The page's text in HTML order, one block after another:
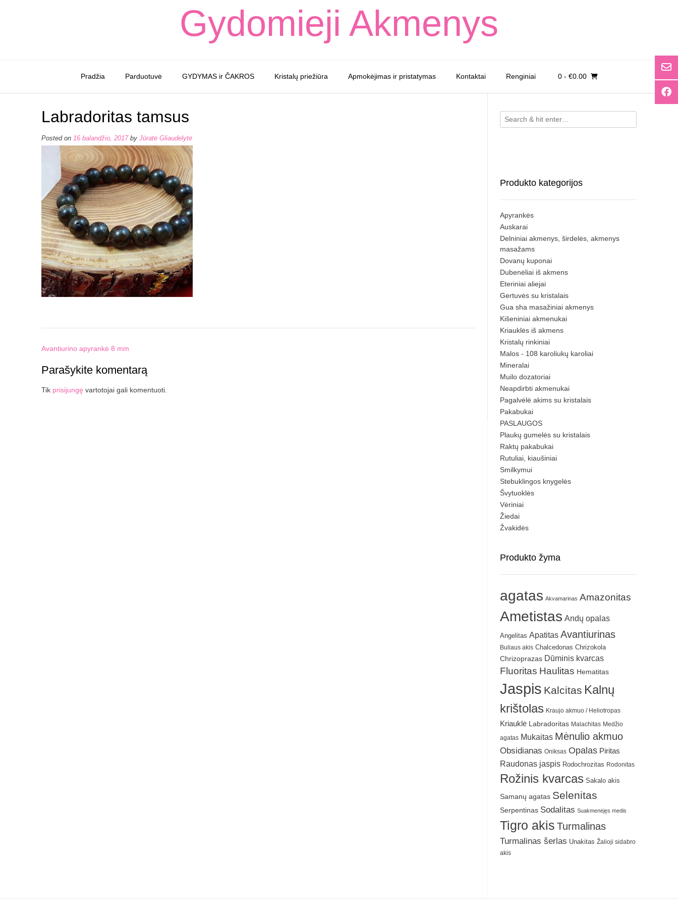
Gydomieji Akmenys
Pradžia Parduotuvė GYDYMAS ir ČAKROS Kristalų priežiūra Apmokėjimas ir pristatymas Kontaktai Renginiai 0- €0.00
Labradoritas tamsus
Posted on 16 balandžio, 2017by Jūratė Gliaudelytė
Post
Avantiurino apyrankė 8 mm
Parašykite komentarą
Tik prisijungę vartotojai gali komentuoti.
Produkto kategorijos
Apyrankės
Auskarai
Delniniai akmenys, širdelės, akmenys
masažams
Dovanų kuponai
Dubenėliai iš akmens
Eteriniai aliejai
Gertuvės su kristalais
Gua sha masažiniai akmenys
Kišeniniai akmenukai
Kriauklės iš akmens
Kristalų rinkiniai
Malos - 108 karoliukų karoliai
Mineralai
Muilo dozatoriai
Neapdirbti akmenukai
Pagalvėlė akims su kristalais
Pakabukai
PASLAUGOS
Plaukų gumelės su kristalais
Raktų pakabukai
Rutuliai, kiaušiniai
Smilkymui
Stebuklingos knygelės
Švytuoklės
Vėriniai
Žiedai
Žvakidės
Produkto žyma
agatas Akvamarinas Amazonitas
Ametistas Andų opalas
Angelitas Apatitas Avantiurinas
Buliaus akis Chalcedonas Chrizokola
Chrizoprazas Dūminis kvarcas
Fluoritas Haulitas Hematitas
Jaspis Kalcitas Kalnų
krištolas Kraujo akmuo / Heliotropas
Kriauklė Labradoritas Malachitas Medžio
agatas Mukaitas Mėnulio akmuo
Obsidianas Oniksas Opalas Piritas
Raudonas jaspis Rodochrozitas Rodonitas
Rožinis kvarcas Sakalo akis
Samanų agatas Selenitas
Serpentinas Sodalitas Suakmenėjęs medis
Tigro akis Turmalinas
Turmalinas šerlas Unakitas Žalioji sidabro
akis